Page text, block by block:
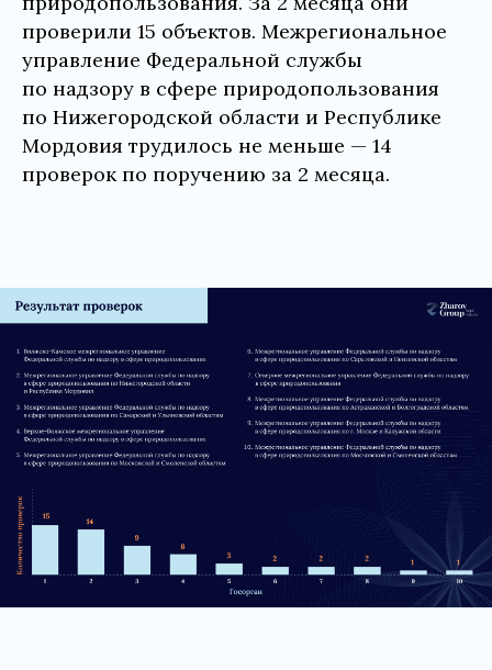
проверили 15 объектов. Межрегиональное
управление Федеральной службы
по надзору в сфере природопользования
по Нижегородской области и Республике
Мордовия трудилось не меньше — 14
проверок по поручению за 2 месяца.